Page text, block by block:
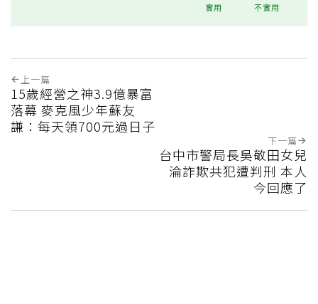
實用 不實用
上一篇
15歲經營之神3.9億暴富
落幕 麥克風少年蘇友
謙：每天領700元過日子
下一篇
台中市警局長吳敬田女兒
淪詐欺共犯遭判刑 本人
今回應了